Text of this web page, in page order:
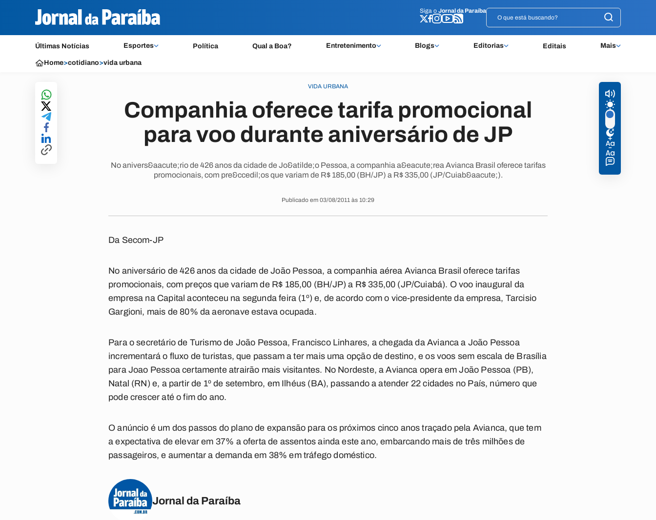
Siga o Jornal da Paraíba
Últimas Notícias Esportes Política Qual a Boa? Entretenimento Blogs Editorias Editais Mais
Siga o Jornal da Paraíba
Home>cotidiano>vida urbana
VIDA URBANA
Companhia oferece tarifa promocional
para voo durante aniversário de JP
No anivers&aacute;rio de 426 anos da cidade de Jo&atilde;o Pessoa, a companhia a&eacute;rea Avianca Brasil oferece tarifas
promocionais, com pre&ccedil;os que variam de R$ 185,00 (BH/JP) a R$ 335,00 (JP/Cuiab&aacute;).
Publicado em 03/08/2011 às 10:29
Da Secom-JP
No aniversário de 426 anos da cidade de João Pessoa, a companhia aérea Avianca Brasil oferece tarifas
promocionais, com preços que variam de R$ 185,00 (BH/JP) a R$ 335,00 (JP/Cuiabá). O voo inaugural da
empresa na Capital aconteceu na segunda feira (1º) e, de acordo com o vice-presidente da empresa, Tarcisio
Gargioni, mais de 80% da aeronave estava ocupada.
Para o secretário de Turismo de João Pessoa, Francisco Linhares, a chegada da Avianca a João Pessoa
incrementará o fluxo de turistas, que passam a ter mais uma opção de destino, e os voos sem escala de Brasília
para Joao Pessoa certamente atrairão mais visitantes. No Nordeste, a Avianca opera em João Pessoa (PB),
Natal (RN) e, a partir de 1º de setembro, em Ilhéus (BA), passando a atender 22 cidades no País, número que
pode crescer até o fim do ano.
O anúncio é um dos passos do plano de expansão para os próximos cinco anos traçado pela Avianca, que tem
a expectativa de elevar em 37% a oferta de assentos ainda este ano, embarcando mais de três milhões de
passageiros, e aumentar a demanda em 38% em tráfego doméstico.
Jornal da Paraíba